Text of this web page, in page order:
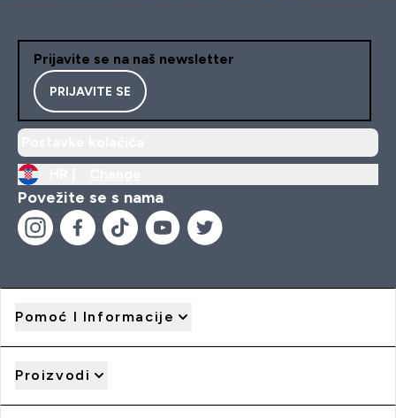
Prijavite se na naš newsletter
PRIJAVITE SE
Povežite se s nama
Pomoć I Informacije
Proizvodi